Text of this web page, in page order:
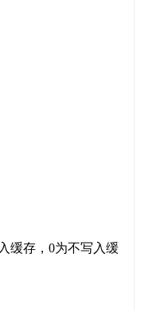
缓存，0为不写入缓